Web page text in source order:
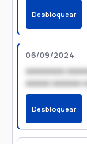
Desbloquear
06/09/2024
xxxxxxxx
xxxxx xxxxxx
Desbloquear